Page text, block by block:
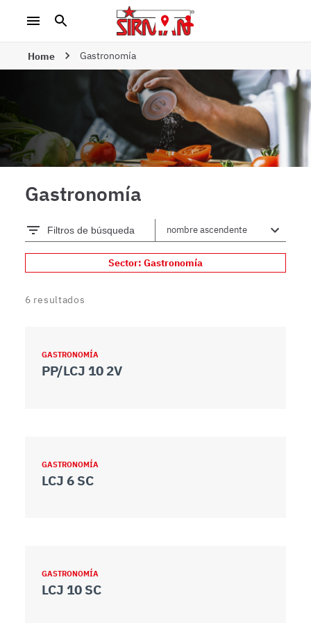
Home Gastronomía
Gastronomía
Filtros de búsqueda
Sector: Gastronomía
6 resultados
GASTRONOMÍA
PP/LCJ 10 2V
GASTRONOMÍA
LCJ 6 SC
GASTRONOMÍA
LCJ 10 SC